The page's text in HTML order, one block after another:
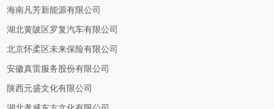
海南凡芳新能源有限公司
湖北黄陂区罗复汽车有限公司
北京怀柔区未来保险有限公司
安徽真雷服务股份有限公司
陕西元盛文化有限公司